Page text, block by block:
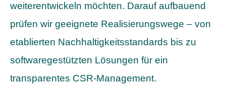
weiterentwickeln möchten. Darauf aufbauend
prüfen wir geeignete Realisierungswege – von
etablierten Nachhaltigkeitsstandards bis zu
softwaregestützten Lösungen für ein
transparentes CSR-Management.